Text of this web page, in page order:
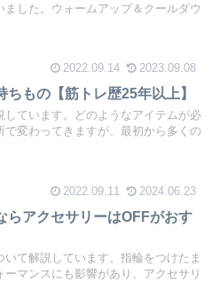
した。ウォームアップ＆クールダウ
2022.09.14 2023.09.08
もの【筋トレ歴25年以上】
ています。どのようなアイテムが必
変わってきますが、最初から多くの
2022.09.11 2024.06.23
らアクセサリーはOFFがおす
て解説しています。指輪をつけたま
マンスにも影響があり、アクセサリ